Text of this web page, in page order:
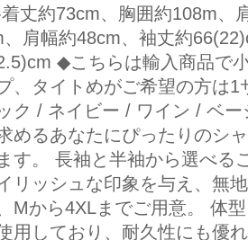
丈約73cm、胸囲約108m、
、肩幅約48cm、袖丈約
◆こちらは輸入商品で
、タイトめがご希望の方は
ク / ネイビー / ワイン / ベ
めるあなたにぴったりのシ
す。 長袖と半袖から選べる
リッシュな印象を与え、無
Mから4XLまでご用意。 体
用しており、耐久性にも優